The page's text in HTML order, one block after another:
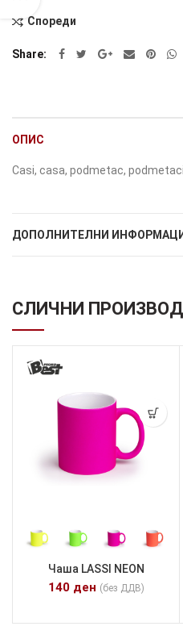
Alternative:
Спореди
Share
ОПИС
Casi, casa, podmetac,
ДОПОЛНИТЕЛНИ
СЛИЧНИ
Чаша LASSI NEON
140 ден (без ДДВ)